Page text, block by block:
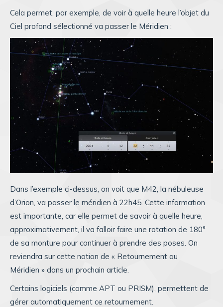
Cela permet, par exemple, de voir à quelle heure l’objet du
Ciel profond sélectionné va passer le Méridien :
Dans l’exemple ci-dessus, on voit que M42, la nébuleuse
d’Orion, va passer le méridien à 22h45. Cette information
est importante, car elle permet de savoir à quelle heure,
approximativement, il va falloir faire une rotation de 180°
de sa monture pour continuer à prendre des poses. On
reviendra sur cette notion de « Retournement au
Méridien » dans un prochain article.
Certains logiciels (comme APT ou PRISM), permettent de
gérer automatiquement ce retournement.